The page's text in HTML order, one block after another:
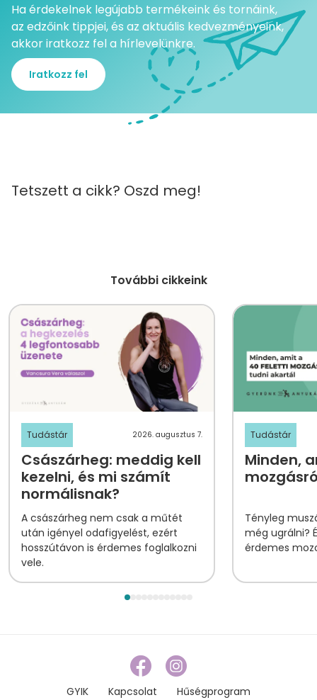
Ha érdekelnek legújabb termékeink és tornáink,
az edzőink tippjei, és az aktuális kedvezményeink,
akkor iratkozz fel a hírlevelünkre.
Iratkozz fel
Tetszett a cikk? Oszd meg!
További cikkeink
Tudástár 2026. augusztus 7.
Császárheg: meddig kell
kezelni, és mi számít
normálisnak?
A császárheg nem csak a műtét
után igényel odafigyelést, ezért
hosszútávon is érdemes foglalkozni
vele.
Tudástár
Minden,
Tényleg
még ugrálni?
érdemes
GYIK Kapcsolat Hűségprogram